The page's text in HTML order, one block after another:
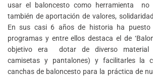
usar el baloncesto como herramienta no
también de aportación de valores,
En sus casi 6 años de historia ha puesto
programas y entre ellos destaca el de
objetivo era dotar de diverso material
camisetas y pantalones) y facilitarles la
canchas de baloncesto para la práctica de